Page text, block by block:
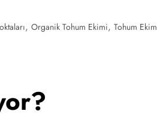
, Organik Tohum Ekimi, Tohum Ekim